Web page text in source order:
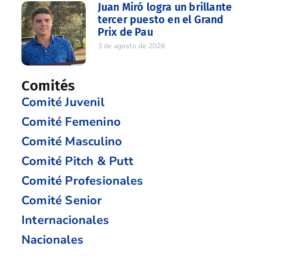
Juan Miró logra un brillante
tercer puesto en el Grand
Prix de Pau
3 de agosto de 2026
Comités
Comité Juvenil
Comité Femenino
Comité Masculino
Comité Pitch & Putt
Comité Profesionales
Comité Senior
Internacionales
Nacionales